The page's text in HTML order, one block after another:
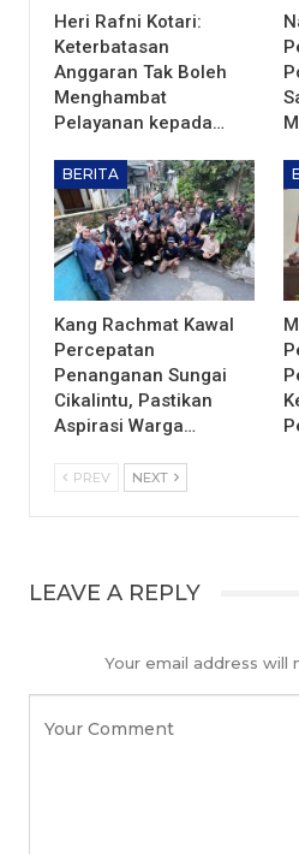
Heri Rafni Kotari:
Keterbatasan
Anggaran Tak Boleh
Menghambat
Pelayanan kepada…
BERITA
Kang Rachmat Kawal
Percepatan
Penanganan Sungai
Cikalintu, Pastikan
Aspirasi Warga…
PREV NEXT
LEAVE A REPLY
Your email address will